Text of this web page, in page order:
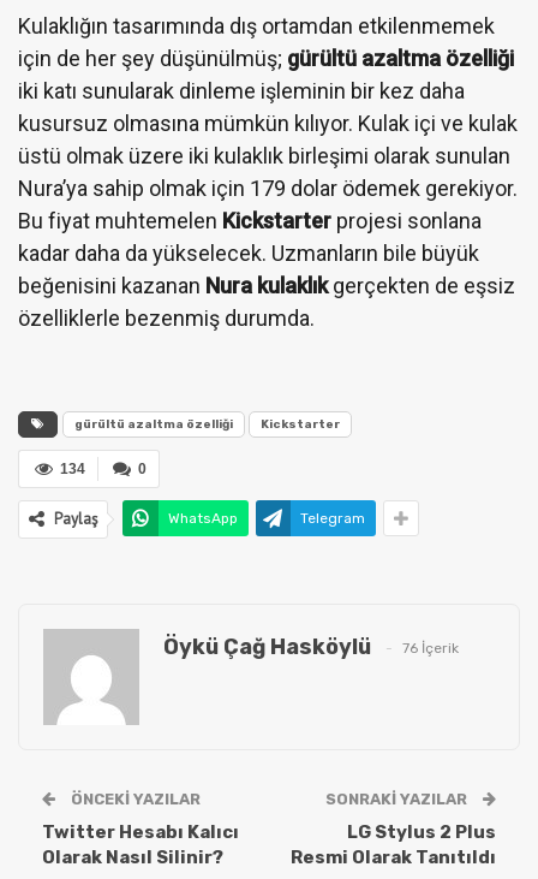
Kulaklığın tasarımında dış ortamdan etkilenmemek
için de her şey düşünülmüş; gürültü azaltma özelliği
iki katı sunularak dinleme işleminin bir kez daha
kusursuz olmasına mümkün kılıyor. Kulak içi ve kulak
üstü olmak üzere iki kulaklık birleşimi olarak sunulan
Nura’ya sahip olmak için 179 dolar ödemek gerekiyor.
Bu fiyat muhtemelen Kickstarter projesi sonlana
kadar daha da yükselecek. Uzmanların bile büyük
beğenisini kazanan Nura kulaklıkgerçekten de eşsiz
özelliklerle bezenmiş durumda.
gürültü azaltma özelliği Kickstarter
0
134
Paylaş WhatsApp Telegram
Öykü Çağ Hasköylü 76 İçerik
ÖNCEKI YAZILAR
Twitter Hesabı Kalıcı
Olarak Nasıl Silinir?
SONRAKI YAZILAR
LG Stylus 2 Plus
Resmi Olarak Tanıtıldı